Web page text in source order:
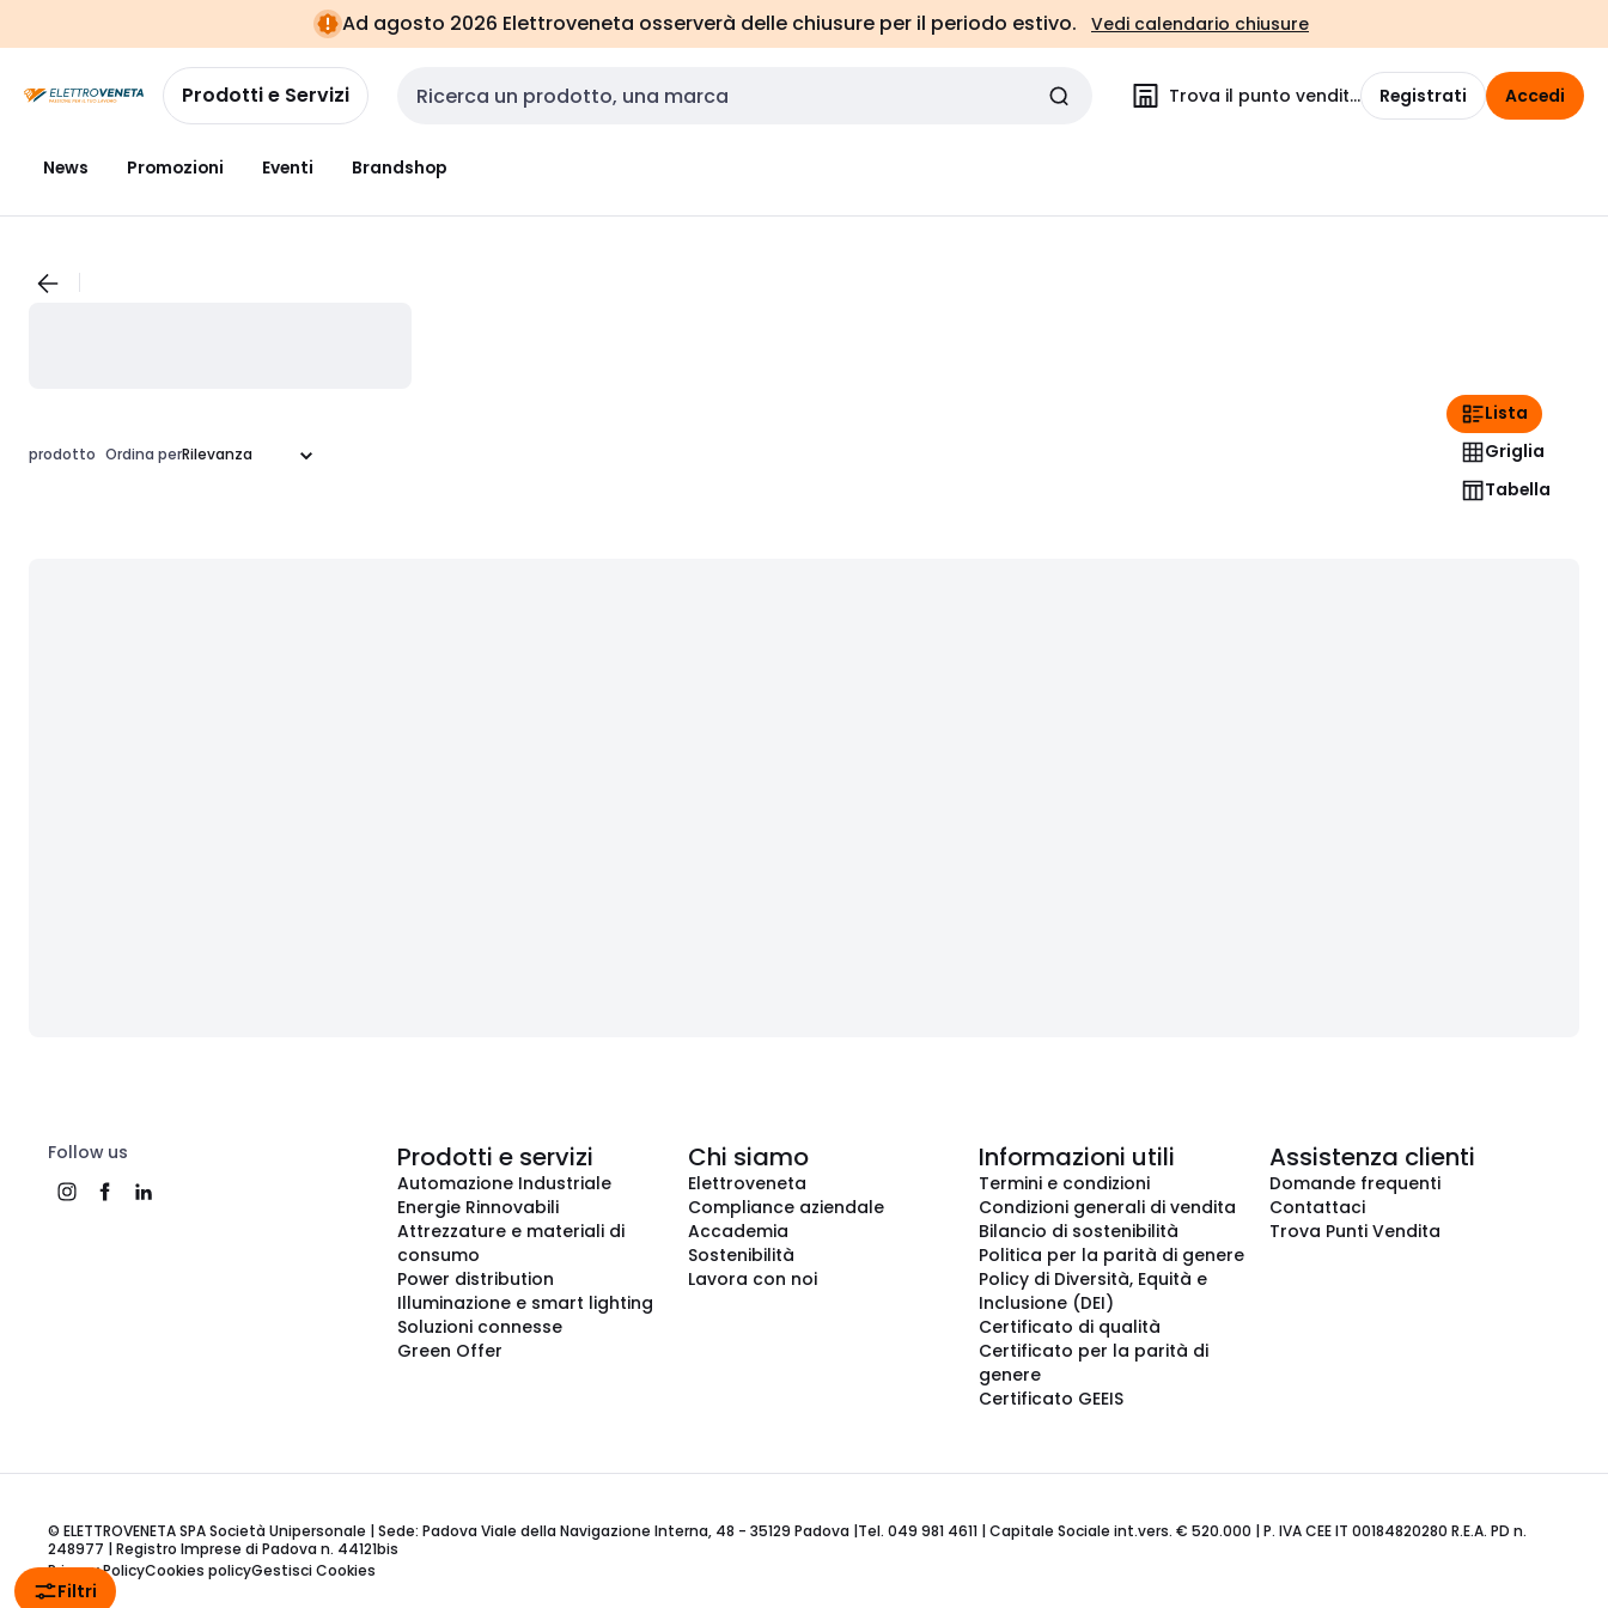
navigazionealla
pagina
Ad agosto 2026 Elettroveneta osserverà delle chiusure per il periodo estivo. Vedi calendario chiusure
Prodotti e Servizi Cerca input Trova il punto vendita Registrati Accedi
News Promozioni Eventi Brandshop
Filtri
prodotto Ordina per
Lista
Griglia
Tabella
Follow us Prodotti e servizi
Automazione Industriale
Energie Rinnovabili
Attrezzature e materiali di
consumo
Power distribution
Illuminazione e smart lighting
Soluzioni connesse
Green Offer
Chi siamo
Elettroveneta
Compliance aziendale
Accademia
Sostenibilità
Lavora con noi
Informazioni utili
Termini e condizioni
Condizioni generali di vendita
Bilancio di sostenibilità
Politica per la parità di genere
Policy di Diversità, Equità e
Inclusione (DEI)
Certificato di qualità
Certificato per la parità di
genere
Certificato GEEIS
Assistenza clienti
Domande frequenti
Contattaci
Trova Punti Vendita
© ELETTROVENETA SPA Società Unipersonale | Sede: Padova Viale della Navigazione Interna, 48 - 35129 Padova |Tel. 049 981 4611 | Capitale Sociale int.vers. € 520.000 | P. IVA CEE IT 00184820280 R.E.A. PD n.
248977 | Registro Imprese di Padova n. 44121bis
Privacy PolicyCookies policyGestisci Cookies